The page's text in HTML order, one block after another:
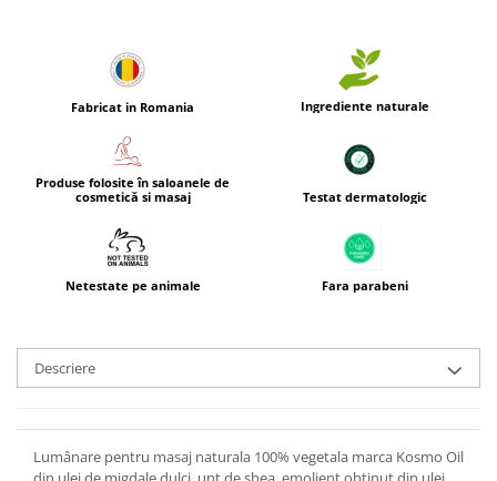
Fabricat in Romania Ingrediente naturale
Produse folosite în saloanele de
cosmetică si masaj
Testat dermatologic
Netestate pe animale Fara parabeni
Descriere
Lumânare pentru masaj naturala 100% vegetala marca Kosmo Oil